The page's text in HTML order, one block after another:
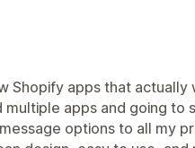
Shopify apps that
multiple apps and going to
options to all my